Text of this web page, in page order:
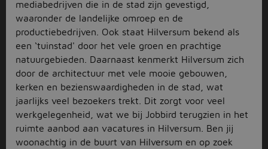
mediabedrijven die in de stad zijn gevestigd,
waaronder de landelijke omroep en de
productiebedrijven. Ook staat Hilversum bekend als
een ‘tuinstad' door het vele groen en prachtige
natuurgebieden. Daarnaast kenmerkt Hilversum zich
door de architectuur met vele mooie gebouwen,
kerken en bezienswaardigheden in de stad, wat
jaarlijks veel bezoekers trekt. Dit zorgt voor veel
werkgelegenheid, wat we bij Jobbird terugzien in het
ruimte aanbod aan vacatures in Hilversum. Ben jij
woonachtig in de buurt van Hilversum en op zoek